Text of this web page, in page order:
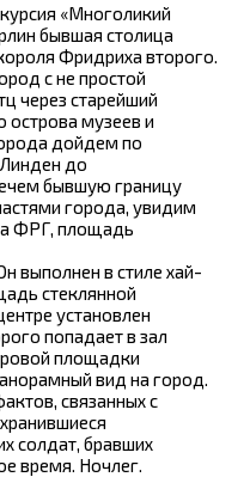
«Многоликий
бывшая столица
Фридриха второго.
с не простой
через старейший
острова музеев и
дойдем по
до
бывшую границу
города, увидим
ФРГ, площадь
выполнен в стиле хай-
стеклянной
установлен
попадает в зал
площадки
вид на город.
связанных с
солдат, бравших
время. Ночлег.